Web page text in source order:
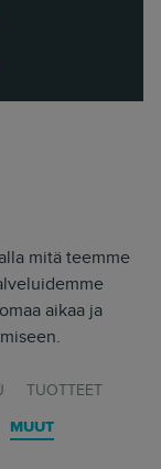
mitä teemme
aikaa ja
TUOTTEET
MUUT